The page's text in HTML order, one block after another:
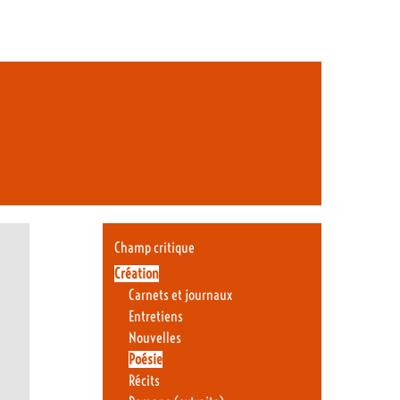
Champ critique
Création
Carnets et journaux
Entretiens
Nouvelles
Poésie
Récits